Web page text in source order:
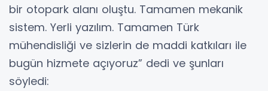
bir otopark alanı oluştu. Tamamen mekanik
sistem. Yerli yazılım. Tamamen Türk
mühendisliği ve sizlerin de maddi katkıları ile
bugün hizmete açıyoruz” dedi ve şunları
söyledi: